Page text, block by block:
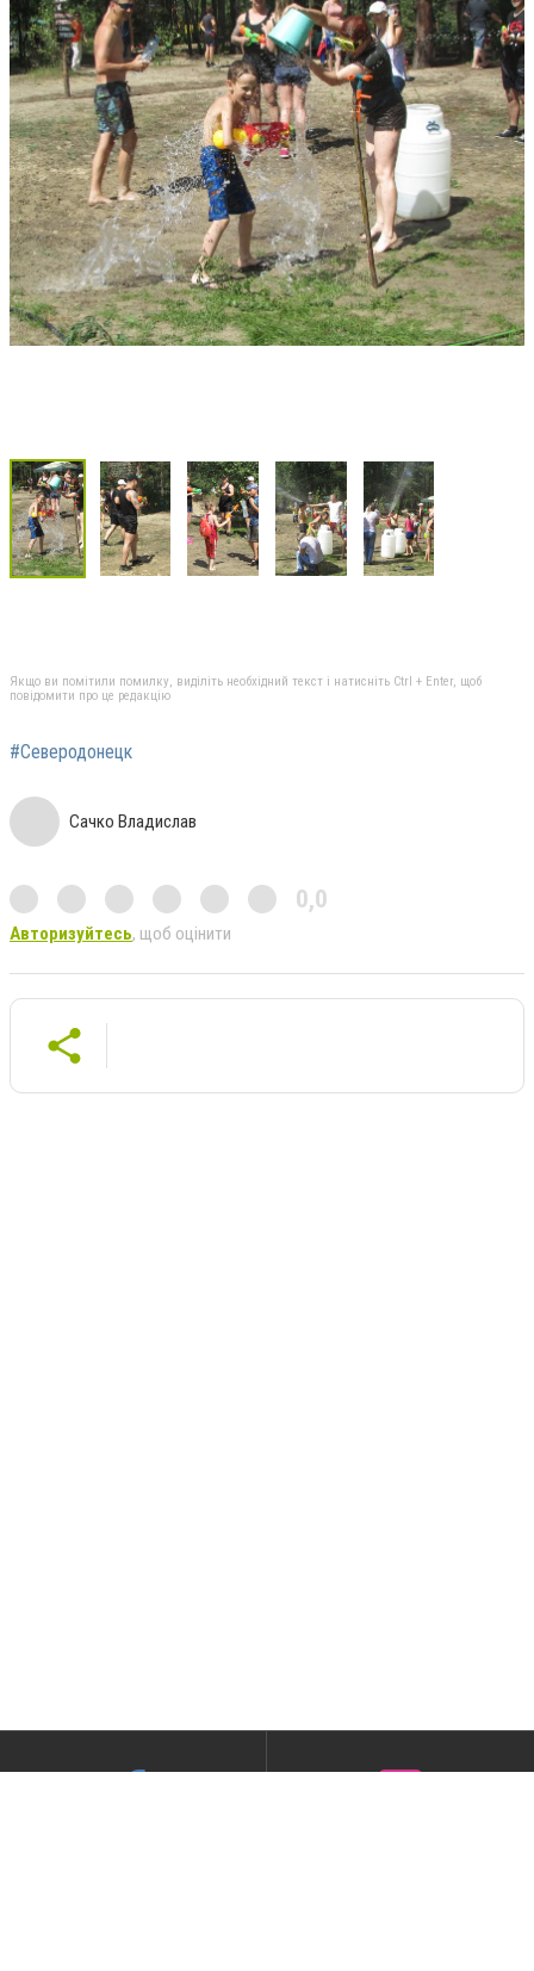
Якщо ви помітили помилку, виділіть необхідний текст і натисніть Ctrl + Enter, щоб
повідомити про це редакцію
#Северодонецк
Сачко Владислав
0,0
Авторизуйтесь, щоб оцінити